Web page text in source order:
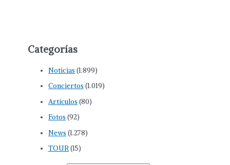
Categorías
Noticias (1.899)
Conciertos (1.019)
Artículos (80)
Fotos (92)
News (1.278)
TOUR(15)